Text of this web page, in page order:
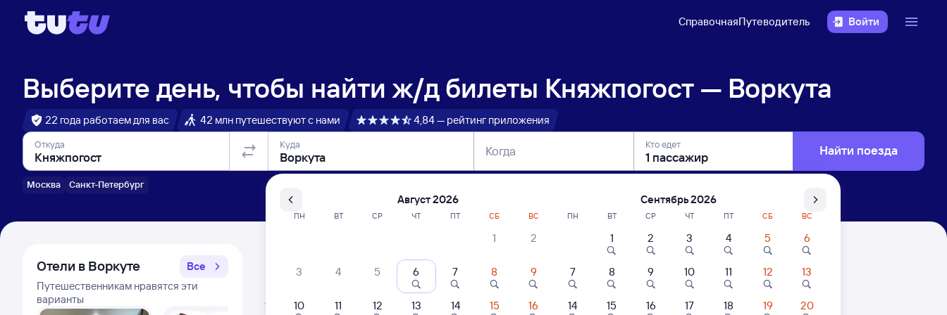
СправочнаяПутеводитель Войти
Выберите день, чтобы найти ж/д билеты Княжпогост — Воркута
22 года работаем для вас 42 млн путешествуют с нами 4,84 — рейтинг приложения
Откуда
Москва Санкт-Петербург
Куда Когда Кто едет Найти поезда
Отели в Воркуте
Все
Путешественникам нравятся эти
варианты
Расписание поездов Княжпогост — Воркута
Расписание поездов Воркута — Княжпогост
Открыта продажа билетов на 3 ноября. Отправление и прибытие по местному времени. Цены за 1 пассажира
Август 2026
ПН ВТ СР ЧТ ПТ СБ ВС
1 2
3 4 5 6 7 8 9
10 11 12 13 14 15 16
Сентябрь 2026
ПН ВТ СР ЧТ ПТ СБ ВС
1 2 3 4 5 6
7 8 9 10 11 12 13
14 15 16 17 18 19 20